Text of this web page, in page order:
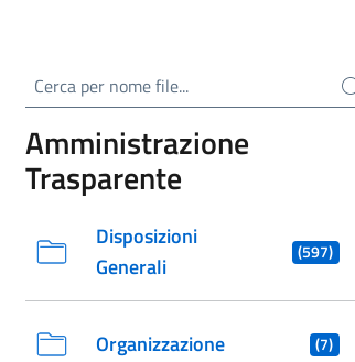
Cerca per nome file
Amministrazione
Trasparente
Disposizioni
Generali
(597)
Organizzazione (7)